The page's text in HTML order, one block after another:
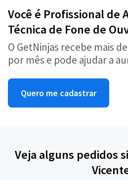
Você é Profissional de
Técnica de Fone de
O GetNinjas recebe mais
por mês e pode ajudar a
Quero me cadastrar
Veja alguns pedidos